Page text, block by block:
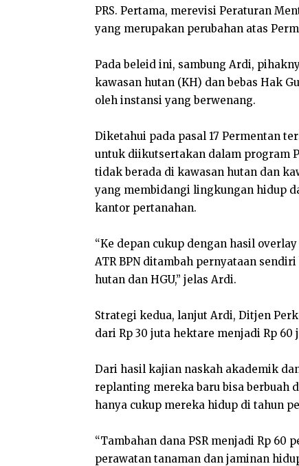
PRS. Pertama, merevisi Peraturan
yang merupakan perubahan atas
Pada beleid ini, sambung Ardi,
kawasan hutan (KH) dan bebas Hak
oleh instansi yang berwenang.
Diketahui pada pasal 17 Permentan
untuk diikutsertakan dalam program
tidak berada di kawasan hutan dan
yang membidangi lingkungan hidup
kantor pertanahan.
“Ke depan cukup dengan hasil
ATR BPN ditambah pernyataan
hutan dan HGU,” jelas Ardi.
Strategi kedua, lanjut Ardi, Ditjen
dari Rp 30 juta hektare menjadi Rp 60
Dari hasil kajian naskah akademik
replanting mereka baru bisa berbuah
hanya cukup mereka hidup di tahun
“Tambahan dana PSR menjadi Rp
perawatan tanaman dan jaminan